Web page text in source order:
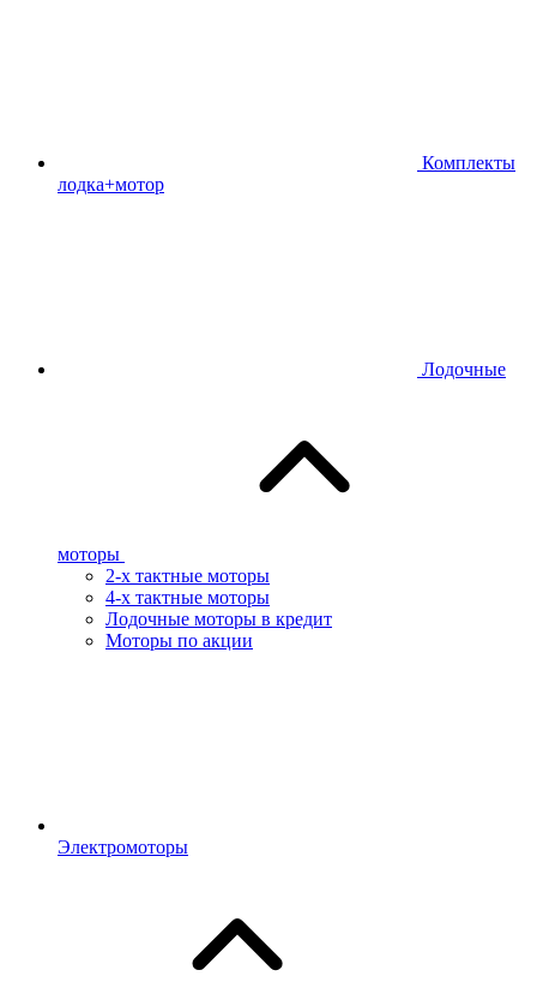
Комплекты
лодка+мотор
Лодочные
моторы
2-х тактные моторы
4-х тактные моторы
Лодочные моторы в кредит
Моторы по акции
Электромоторы